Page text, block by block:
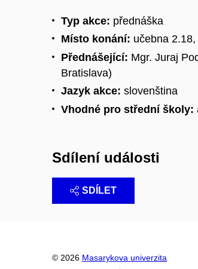
Typ akce: přednáška
Místo konání: učebna
Přednášející: Mgr. Juraj
Bratislava)
Jazyk akce: slovenština
Vhodné pro střední školy:
Sdílení události
SDÍLET
© 2026 Masarykova univerzita